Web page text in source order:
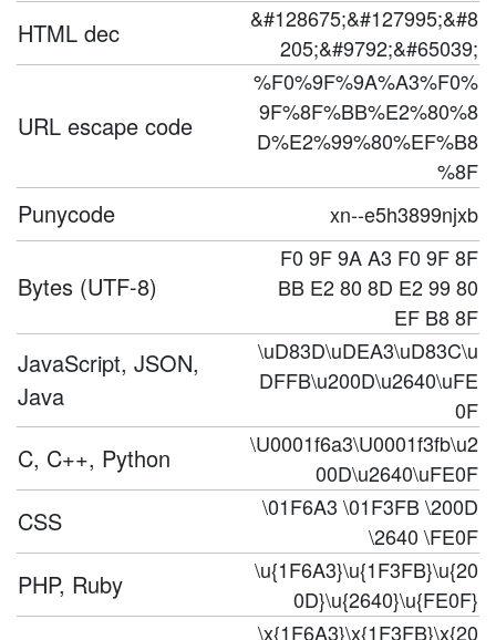
HTML dec
&#128675;&#127995;&#8
205;&#9792;&#65039;
URL escape code
%F0%9F%9A%A3%F0%
9F%8F%BB%E2%80%8
D%E2%99%80%EF%B8
%8F
Punycode xn--e5h3899njxb
Bytes (UTF-8)
F0 9F 9A A3 F0 9F 8F
BB E2 80 8D E2 99 80
EF B8 8F
JavaScript, JSON,
Java
\uD83D\uDEA3\uD83C\u
DFFB\u200D\u2640\uFE
0F
C, C++, Python
\U0001f6a3\U0001f3fb\u2
00D\u2640\uFE0F
CSS
\01F6A3 \01F3FB \200D
\2640 \FE0F
PHP, Ruby
\u{1F6A3}\u{1F3FB}\u{20
0D}\u{2640}\u{FE0F}
\x{1F6A3}\x{1F3FB}\x{20